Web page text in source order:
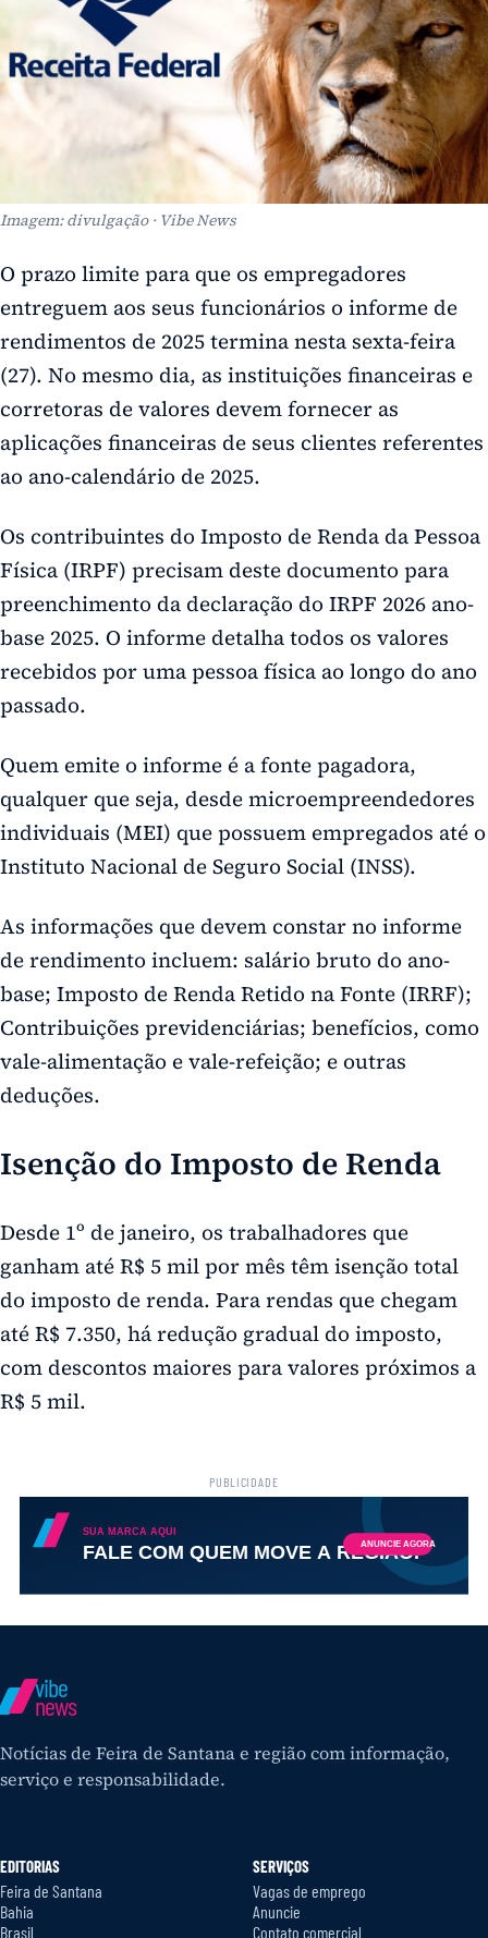
Imagem: divulgação · Vibe News
O prazo limite para que os empregadores
entreguem aos seus funcionários o informe de
rendimentos de 2025 termina nesta sexta-feira
(27). No mesmo dia, as instituições financeiras e
corretoras de valores devem fornecer as
aplicações financeiras de seus clientes referentes
ao ano-calendário de 2025.
Os contribuintes do Imposto de Renda da Pessoa
Física (IRPF) precisam deste documento para
preenchimento da declaração do IRPF 2026 ano-
base 2025. O informe detalha todos os valores
recebidos por uma pessoa física ao longo do ano
passado.
Quem emite o informe é a fonte pagadora,
qualquer que seja, desde microempreendedores
individuais (MEI) que possuem empregados até o
Instituto Nacional de Seguro Social (INSS).
As informações que devem constar no informe
de rendimento incluem: salário bruto do ano-
base; Imposto de Renda Retido na Fonte (IRRF);
Contribuições previdenciárias; benefícios, como
vale-alimentação e vale-refeição; e outras
deduções.
Isenção do Imposto de Renda
Desde 1º de janeiro, os trabalhadores que
ganham até R$ 5 mil por mês têm isenção total
do imposto de renda. Para rendas que chegam
até R$ 7.350, há redução gradual do imposto,
com descontos maiores para valores próximos a
R$ 5 mil.
PUBLICIDADE
vibe
news
Notícias de Feira de Santana e região com informação,
serviço e responsabilidade.
EDITORIAS
Feira de Santana
Bahia
Brasil
SERVIÇOS
Vagas de emprego
Anuncie
Contato comercial